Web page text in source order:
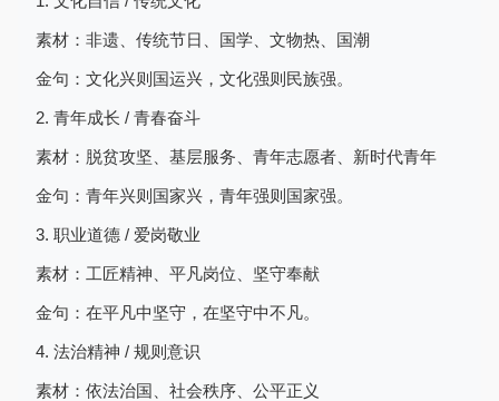
素材：非遗、传统节日、国学、文物热、国潮
金句：文化兴则国运兴，文化强则民族强。
2. 青年成长 / 青春奋斗
素材：脱贫攻坚、基层服务、青年志愿者、新时代青年
金句：青年兴则国家兴，青年强则国家强。
3. 职业道德 / 爱岗敬业
素材：工匠精神、平凡岗位、坚守奉献
金句：在平凡中坚守，在坚守中不凡。
4. 法治精神 / 规则意识
素材：依法治国、社会秩序、公平正义